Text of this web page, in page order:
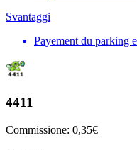
Svantaggi
Payement du parking
4411
Commissione: 0,35€